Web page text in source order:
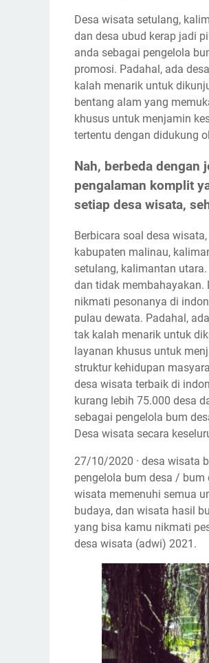
Desa wisata setulang,
dan desa ubud kerap jadi
anda sebagai pengelola
promosi. Padahal, ada
kalah menarik untuk
bentang alam yang
khusus untuk menjamin
tertentu dengan didukung
Nah, berbeda dengan
pengalaman komplit
setiap desa wisata,
Berbicara soal desa
kabupaten malinau,
setulang, kalimantan
dan tidak membahayakan.
nikmati pesonanya di
pulau dewata. Padahal,
tak kalah menarik untuk
layanan khusus untuk
struktur kehidupan
desa wisata terbaik di
kurang lebih 75.000 desa
sebagai pengelola bum
Desa wisata secara
27/10/2020 · desa wisata
pengelola bum desa / bum
wisata memenuhi semua
budaya, dan wisata hasil
yang bisa kamu nikmati
desa wisata (adwi) 2021.